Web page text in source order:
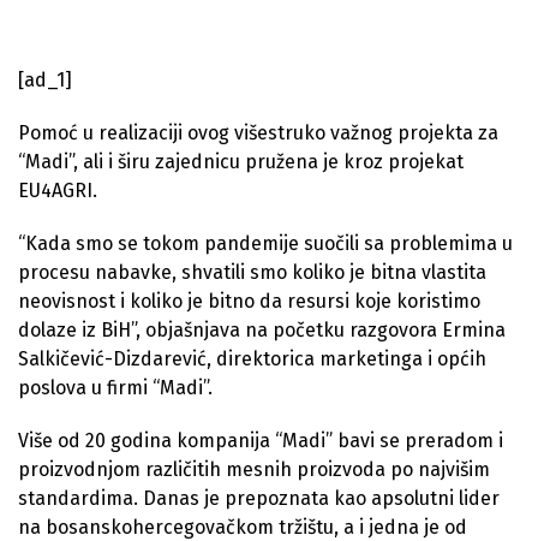
[ad_1]
Pomoć u realizaciji ovog višestruko važnog projekta za
“Madi”, ali i širu zajednicu pružena je kroz projekat
EU4AGRI.
“Kada smo se tokom pandemije suočili sa problemima u
procesu nabavke, shvatili smo koliko je bitna vlastita
neovisnost i koliko je bitno da resursi koje koristimo
dolaze iz BiH”, objašnjava na početku razgovora Ermina
Salkičević-Dizdarević, direktorica marketinga i općih
poslova u firmi “Madi”.
Više od 20 godina kompanija “Madi” bavi se preradom i
proizvodnjom različitih mesnih proizvoda po najvišim
standardima. Danas je prepoznata kao apsolutni lider
na bosanskohercegovačkom tržištu, a i jedna je od